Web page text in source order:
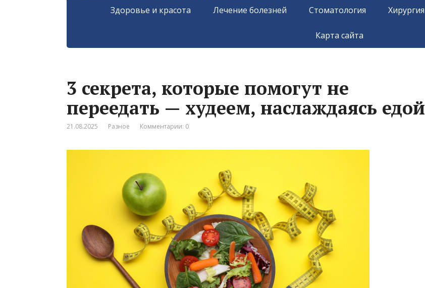
Здоровье и красота Лечение болезней Стоматология Хирургия
Карта сайта
3 секрета, которые помогут не
переедать — худеем, наслаждаясь едой
21.08.2025 Разное Комментарии: 0